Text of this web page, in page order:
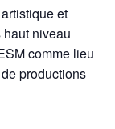
et
niveau
comme lieu
productions